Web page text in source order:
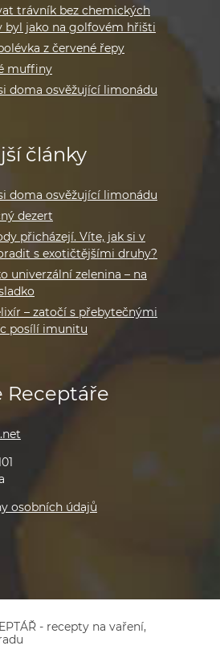
trávník bez chemických
byl jako na golfovém hřišti
z červené řepy
muffiny
doma osvěžující limonádu
články
doma osvěžující limonádu
dezert
přicházejí. Víte, jak si v
s exotičtějšími druhy?
univerzální zelenina – na
– zatočí s přebytečnými
posílí imunitu
Receptáře
osobních údajů
- recepty na vaření,